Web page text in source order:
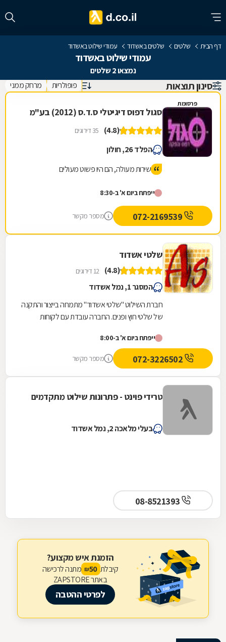
דף הבית שלטים שלטים באשדוד עמודי שילוט באשדוד
עמודי שילוט באשדוד
נמצאו 2 שלטים
סינון תוצאות פופולריות מרחק ממני
פרסומת
סגול דפוס דיגיטלי ס.ד.ס (2012) בע"מ
(4.8) 35 דירוגים
הפלד 26, חולון
שירות מעולה, הם היו פשוט מעולים
ייפתח ביום א' ב-8:30
מספר מקשר
שלטי אשדוד
(4.8) 12 דירוגים
המסגר 1, נמל אשדוד
חברת השילוט "שלטי אשדוד" מתמחה בייצור והתקנה
של שלטי חוץ ופנים. החברה עובדת עם לקוחות
סדר...ייפתח ביום א' ב-8:00
מספר מקשר
טרידי פוינט - פתרונות שילוט מתקדמים
בעלי מלאכה 2, נמל אשדוד
08-8521393
הזמנת איש מקצוע?
קיבלת 50
₪ מתנה לרכישה
באתר ZAPSTORE
לפרטי ההטבה